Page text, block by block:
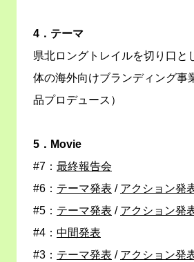
4．テーマ
県北ロングトレイルを切り口と
体の海外向けブランディング事
品プロデュース）
5．Movie
#7： 最終報告会
#6： テーマ発表 / アクション発
#5： テーマ発表 / アクション発
#4： 中間発表
#3： テーマ発表 / アクション発